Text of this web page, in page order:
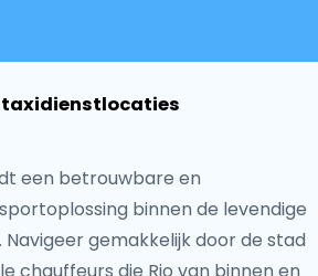
taxidienstlocaties
een betrouwbare en
binnen de levendige
Navigeer gemakkelijk door de stad